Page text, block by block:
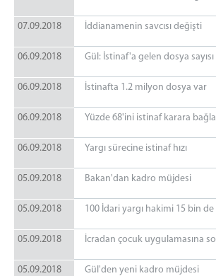
07.09.2018 İddianamenin savcısı değişti
06.09.2018 Gül: İstinaf'a gelen dosya
06.09.2018 İstinafta 1.2 milyon dosya var
06.09.2018 Yüzde 68'ini istinaf karara
06.09.2018 Yargı sürecine istinaf hızı
05.09.2018 Bakan'dan kadro müjdesi
05.09.2018 100 İdari yargı hakimi 15 bin
05.09.2018 İcradan çocuk uygulamasına
05.09.2018 Gül'den yeni kadro müjdesi